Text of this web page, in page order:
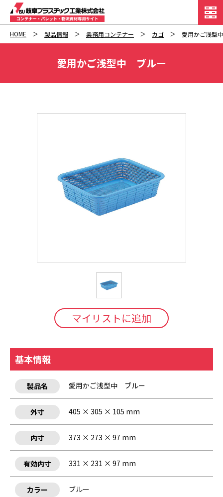
HOME 製品情報 業務用コンテナー カゴ 愛用かご浅型
愛用かご浅型中 ブルー
マイリストに追加
基本情報
製品名 愛用かご浅型中 ブルー
外寸 405 × 305 × 105 mm
内寸 373 × 273 × 97 mm
有効内寸 331 × 231 × 97 mm
カラー ブルー